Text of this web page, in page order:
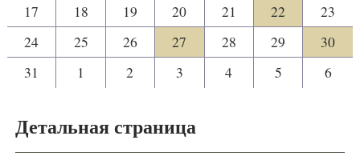
17
18 19 20 21 22
23
24
25 26 27 28 29
30
31
1 2 3 4 5 6
Детальная страница